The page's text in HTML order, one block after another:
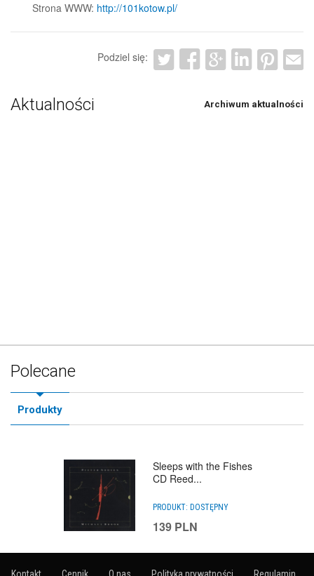
Strona WWW: http://101kotow.pl/
Podziel się:
Aktualności Archiwum aktualności
Polecane
Produkty
Sleeps with the Fishes
CD Reed...
PRODUKT: DOSTĘPNY
139 PLN